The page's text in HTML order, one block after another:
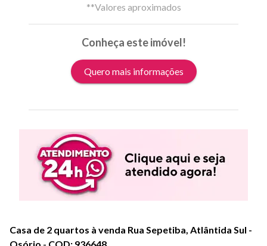
**Valores aproximados
Conheça este imóvel!
Quero mais informações
Casa de 2 quartos à venda Rua Sepetiba, Atlântida Sul -